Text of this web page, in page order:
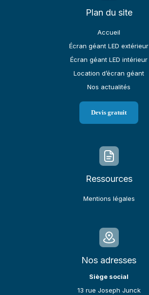
Plan du site
Accueil
Écran géant LED extérieur
Écran géant LED intérieur
Location d’écran géant
Nos actualités
Devis gratuit
Ressources
Mentions légales
Nos adresses
Siège social
13 rue Joseph Junck